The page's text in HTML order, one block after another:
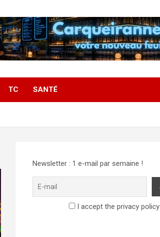
TC SANTÉ
Newsletter : 1 e-mail par semaine !
I accept the privacy policy